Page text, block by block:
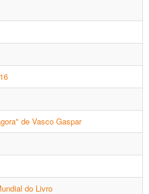
de Vasco Gaspar
do Livro